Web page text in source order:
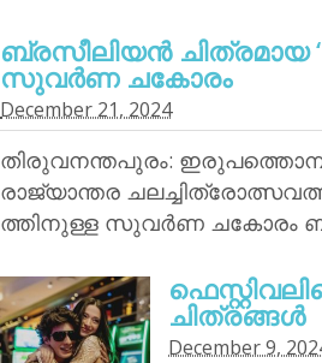
ബ്രസീലിയന്‍ ചിത്രമായ
സുവര്‍ണ ചകോരം
December 21, 2024
തിരുവനന്തപുരം:
രാജ്യാന്തര
ത്തിനുള്ള സുവര്‍ണ ചകോരം
ചിത്രങ്ങള്‍
December 9,